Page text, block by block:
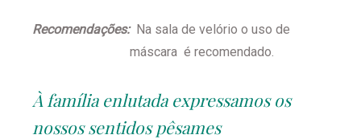
Recomendações:Na sala de velório o uso de
máscara é recomendado.
À família enlutada expressamos os
nossos sentidos pêsames